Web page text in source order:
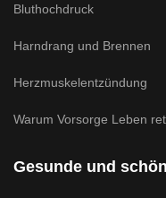
Bluthochdruck
Harndrang und Brennen
Herzmuskelentzündung
Warum Vorsorge Leben
Gesunde und